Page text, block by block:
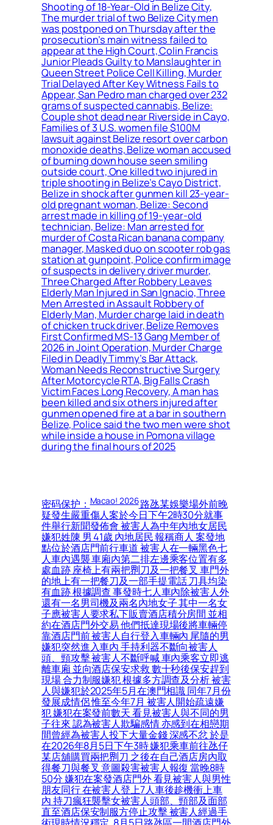
Shooting of 18-Year-Old in Belize City,
The murder trial of two Belize City men
was postponed on Thursday after the
prosecution’s main witness failed to
appear at the High Court, Colin Francis
Junior Pleads Guilty to Manslaughter in
Queen Street Police Cell Killing, Murder
Trial Delayed After Key Witness Fails to
Appear, San Pedro man charged over 232
grams of suspected cannabis, Belize:
Couple shot dead near Riverside in Cayo,
Families of 3 U.S. women file $100M
lawsuit against Belize resort over carbon
monoxide deaths, Belize woman accused
of burning down house seen smiling
outside court, One killed two injured in
triple shooting in Belize’s Cayo District,
Belize in shock after gunmen kill 23-year-
old pregnant woman, Belize: Second
arrest made in killing of 19-year-old
technician, Belize: Man arrested for
murder of Costa Rican banana company
manager, Masked duo on scooter rob gas
station at gunpoint, Police confirm image
of suspects in delivery driver murder,
Three Charged After Robbery Leaves
Elderly Man Injured in San Ignacio, Three
Men Arrested in Assault Robbery of
Elderly Man, Murder charge laid in death
of chicken truck driver, Belize Removes
First Confirmed MS-13 Gang Member of
2026 in Joint Operation, Murder Charge
Filed in Deadly Timmy’s Bar Attack,
Woman Needs Reconstructive Surgery
After Motorcycle RTA, Big Falls Crash
Victim Faces Long Recovery, A man has
been killed and six others injured after
gunmen opened fire at a bar in southern
Belize, Police said the two men were shot
while inside a house in Pomona village
during the final hours of 2025
密码保护：Macao! 2026路氹某娛樂場外前晚
疑發生嚴重傷人案於今日下午2時30分就事
件舉行新聞發佈會 被害人為中年內地女居民
嫌犯姓陳 男 41歲 內地居民 報稱商人 案發地
點位於酒店門前行車道 被害人在一輛黑色七
人車內遇襲 車廂內第二排左邊乘客位置有多
處血跡 座椅上有兩把𠝹刀及一把餐叉 車門外
的地上有一把餐刀及一部手提電話 刀具均染
有血跡 根據調查 事發時七人車內除被害人外
還有一名男司機及兩名內地女子 其中一名女
子應被害人要求私下販賣酒店積分房間 並相
約在酒店門外交易 他們抵達現場後將車輛停
靠酒店門前 被害人自行登入車輛內 尾隨的男
嫌犯突然進入車內 手持利器不斷向被害人
頭、頸攻擊 被害人不斷呼喊 車內乘客立即逃
離車廂 並向酒店保安求救 數十秒後保安趕到
現場 合力制服嫌犯 根據多方調查及分析 被害
人與嫌犯於2025年5月在澳門相識 同年7月份
發展成情侶 惟至今年7月 被害人開始疏遠嫌
犯 嫌犯在案發前數天 看見被害人與不同的男
子往來 認為被害人欺騙感情 亦感到在相戀期
間曾經為被害人投下大量金錢 深感不忿 於是
在2026年8月5日下午3時 嫌犯乘車前往氹仔
某店舖購買兩把𠝹刀 之後在自己酒店房內取
得餐刀與餐叉 意圖殺害被害人報復 當晚8時
50分 嫌犯在案發酒店門外 看見被害人與男性
朋友同行 在被害人登上7人車後趁機衝上車
內 持刀瘋狂襲擊女被害人頭部、頸部及面部
直至酒店保安制服方停止攻擊 被害人經過手